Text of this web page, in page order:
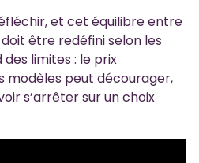
et cet équilibre entre
être redéfini selon les
des limites : le prix
modèles peut décourager,
s’arrêter sur un choix